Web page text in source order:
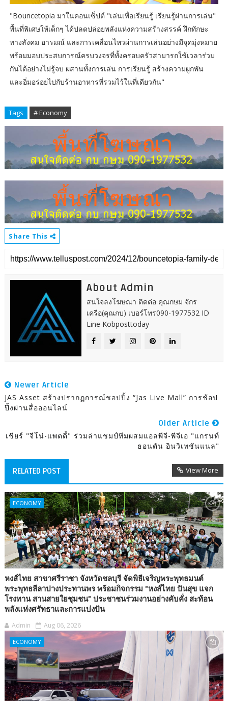
"Bouncetopia มาในคอนเซ็ปต์ "เล่นเพื่อเรียนรู้ เรียนรู้ผ่านการเล่น"
พื้นที่พิเศษให้เด็กๆ ได้ปลดปล่อยพลังแห่งความสร้างสรรค์ ฝึกทักษะ
ทางสังคม อารมณ์ และการเคลื่อนไหวผ่านการเล่นอย่างมีจุดมุ่งหมาย
พร้อมมอบประสบการณ์ครบวงจรที่ทั้งครอบครัวสามารถใช้เวลาร่วม
กันได้อย่างไม่รู้จบ ผสานทั้งการเล่น การเรียนรู้ สร้างความผูกพัน
และอิ่มอร่อยไปกับร้านอาหารที่รวมไว้ในที่เดียวกัน"
Tags # Economy
Share This
About Admin
สนใจลงโฆษณา ติดต่อ คุณกษม จักร
เครือ(คุณกบ) เบอร์โทร090-1977532 ID
Line Kobposttoday
Newer Article
JAS Asset สร้างปรากฏการณ์ชอปปิ้ง “Jas Live Mall” การช้อป
ปิ้งผ่านสื่อออนไลน์
Older Article
เชียร์ "จีโน่-แพตตี้" ร่วมล่าแชมป์ทีมผสมแอลพีจี-พีจีเอ "แกรนท์
ธอนตัน อินวิเทชันแนล"
RELATED POST View More
ECONOMY
หงส์ไทย สาขาศรีราชา จังหวัดชลบุรี จัดพิธีเจริญพระพุทธมนต์
พระพุทธลีลาปางประทานพร พร้อมกิจกรรม "หงส์ไทย ปันสุข แจก
โรงทาน สานสายใยชุมชน" ประชาชนร่วมงานอย่างคับคั่ง สะท้อน
พลังแห่งศรัทธาและการแบ่งปัน
Admin Aug 06, 2026
ECONOMY